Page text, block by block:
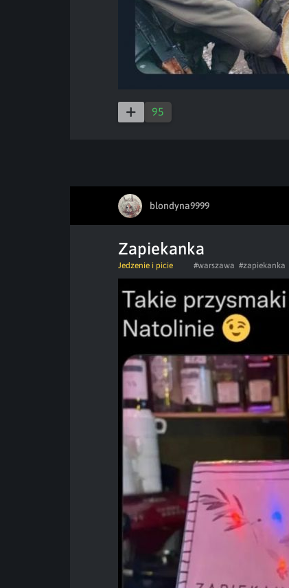
95
blondyna9999
Zapiekanka
Jedzenie i picie #warszawa #zapiekanka